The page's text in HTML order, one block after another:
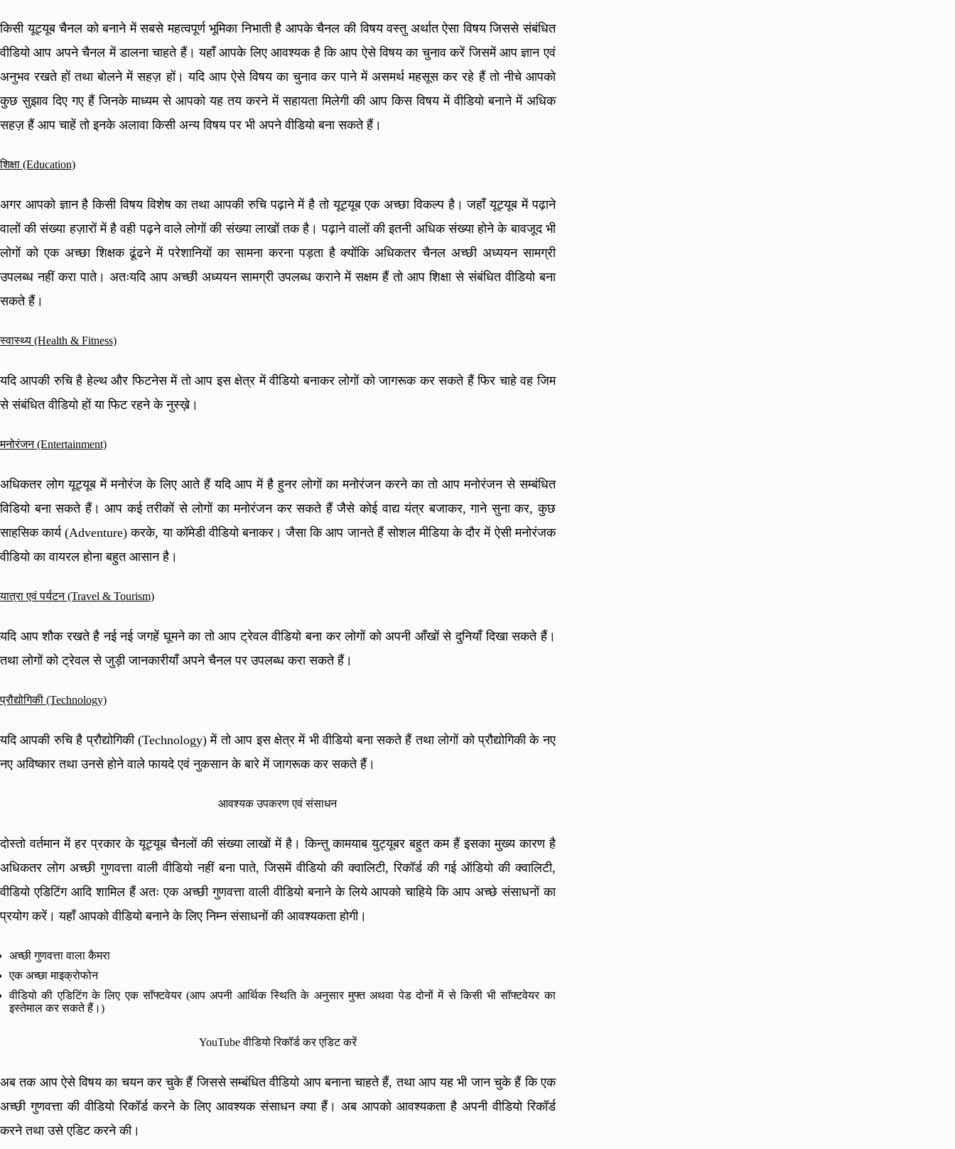
किसी यूट्यूब चैनल को बनाने में सबसे महत्वपूर्ण भूमिका निभाती है आपके चैनल की विषय वस्तु अर्थात ऐसा विषय जिससे संबंधित
वीडियो आप अपने चैनल में डालना चाहते हैं। यहाँ आपके लिए आवश्यक है कि आप ऐसे विषय का चुनाव करें जिसमें आप ज्ञान एवं
अनुभव रखते हों तथा बोलने में सहज़ हों। यदि आप ऐसे विषय का चुनाव कर पाने में असमर्थ महसूस कर रहे हैं तो नीचे आपको
कुछ सुझाव दिए गए हैं जिनके माध्यम से आपको यह तय करने में सहायता मिलेगी की आप किस विषय में वीडियो बनाने में अधिक
सहज़ हैं आप चाहें तो इनके अलावा किसी अन्य विषय पर भी अपने वीडियो बना सकते हैं।
शिक्षा (Education)
अगर आपको ज्ञान है किसी विषय विशेष का तथा आपकी रुचि पढ़ाने में है तो यूट्यूब एक अच्छा विकल्प है। जहाँ यूट्यूब में पढ़ाने
वालों की संख्या हज़ारों में है वही पढ़ने वाले लोगों की संख्या लाखों तक है। पढ़ाने वालों की इतनी अधिक संख्या होने के बावजूद भी
लोगों को एक अच्छा शिक्षक ढूंढने में परेशानियों का सामना करना पड़ता है क्योंकि अधिकतर चैनल अच्छी अध्ययन सामग्री
उपलब्ध नहीं करा पाते। अतःयदि आप अच्छी अध्ययन सामग्री उपलब्ध कराने में सक्षम हैं तो आप शिक्षा से संबंधित वीडियो बना
सकते हैं।
स्वास्थ्य (Health & Fitness)
यदि आपकी रुचि है हेल्थ और फिटनेस में तो आप इस क्षेत्र में वीडियो बनाकर लोगों को जागरूक कर सकते हैं फिर चाहे वह जिम
से संबंधित वीडियो हों या फिट रहने के नुस्ख़े।
मनोरंजन (Entertainment)
अधिकतर लोग यूट्यूब में मनोरंज के लिए आते हैं यदि आप में है हुनर लोगों का मनोरंजन करने का तो आप मनोरंजन से सम्बंधित
विडियो बना सकते हैं। आप कई तरीकों से लोगों का मनोरंजन कर सकते हैं जैसे कोई वाद्य यंत्र बजाकर, गाने सुना कर, कुछ
साहसिक कार्य (Adventure) करके, या कॉमेडी वीडियो बनाकर। जैसा कि आप जानते हैं सोशल मीडिया के दौर में ऐसी मनोरंजक
वीडियो का वायरल होना बहुत आसान है।
यात्रा एवं पर्यटन (Travel & Tourism)
यदि आप शौक रखते है नई नई जगहें घूमने का तो आप ट्रेवल वीडियो बना कर लोगों को अपनी आँखों से दुनियाँ दिखा सकते हैं।
तथा लोगों को ट्रेवल से जुड़ी जानकारीयाँ अपने चैनल पर उपलब्ध करा सकते हैं।
प्रौद्योगिकी (Technology)
यदि आपकी रुचि है प्रौद्योगिकी (Technology) में तो आप इस क्षेत्र में भी वीडियो बना सकते हैं तथा लोगों को प्रौद्योगिकी के नए
नए अविष्कार तथा उनसे होने वाले फायदे एवं नुकसान के बारे में जागरूक कर सकते हैं।
आवश्यक उपकरण एवं संसाधन
दोस्तो वर्तमान में हर प्रकार के यूट्यूब चैनलों की संख्या लाखों में है। किन्तु कामयाब युट्यूबर बहुत कम हैं इसका मुख्य कारण है
अधिकतर लोग अच्छी गुणवत्ता वाली वीडियो नहीं बना पाते, जिसमें वीडियो की क्वालिटी, रिकॉर्ड की गई ऑडियो की क्वालिटी,
वीडियो एडिटिंग आदि शामिल हैं अतः एक अच्छी गुणवत्ता वाली वीडियो बनाने के लिये आपको चाहिये कि आप अच्छे संसाधनों का
प्रयोग करें। यहाँ आपको वीडियो बनाने के लिए निम्न संसाधनों की आवश्यकता होगी।
अच्छी गुणवत्ता वाला कैमरा
एक अच्छा माइक्रोफोन
वीडियो की एडिटिंग के लिए एक सॉफ्टवेयर (आप अपनी आर्थिक स्थिति के अनुसार मुफ्त अथवा पेड दोनों में से किसी भी सॉफ्टवेयर का
इस्तेमाल कर सकते हैं।)
YouTube वीडियो रिकॉर्ड कर एडिट करें
अब तक आप ऐसे विषय का चयन कर चुके हैं जिससे सम्बंधित वीडियो आप बनाना चाहते हैं, तथा आप यह भी जान चुके हैं कि एक
अच्छी गुणवत्ता की वीडियो रिकॉर्ड करने के लिए आवश्यक संसाधन क्या हैं। अब आपको आवश्यकता है अपनी वीडियो रिकॉर्ड
करने तथा उसे एडिट करने की।